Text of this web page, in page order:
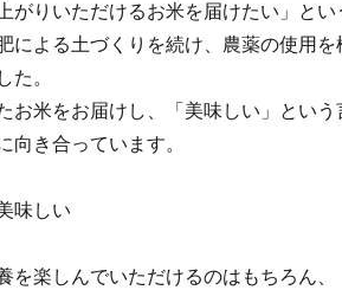
がりいただけるお米を届けたい」とい
による土づくりを続け、農薬の使用を
た。
お米をお届けし、「美味しい」という
向き合っています。
味しい
を楽しんでいただけるのはもちろん、